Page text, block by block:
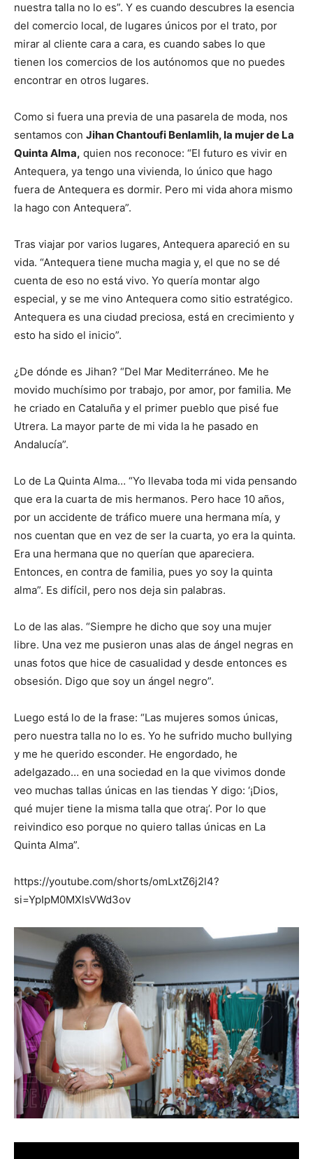
nuestra talla no lo es”. Y es cuando descubres la esencia
del comercio local, de lugares únicos por el trato, por
mirar al cliente cara a cara, es cuando sabes lo que
tienen los comercios de los autónomos que no puedes
encontrar en otros lugares.
Como si fuera una previa de una pasarela de moda, nos
sentamos con Jihan Chantoufi Benlamlih, la mujer de La
Quinta Alma, quien nos reconoce: “El futuro es vivir en
Antequera, ya tengo una vivienda, lo único que hago
fuera de Antequera es dormir. Pero mi vida ahora mismo
la hago con Antequera”.
Tras viajar por varios lugares, Antequera apareció en su
vida. “Antequera tiene mucha magia y, el que no se dé
cuenta de eso no está vivo. Yo quería montar algo
especial, y se me vino Antequera como sitio estratégico.
Antequera es una ciudad preciosa, está en crecimiento y
esto ha sido el inicio”.
¿De dónde es Jihan? “Del Mar Mediterráneo. Me he
movido muchísimo por trabajo, por amor, por familia. Me
he criado en Cataluña y el primer pueblo que pisé fue
Utrera. La mayor parte de mi vida la he pasado en
Andalucía”.
Lo de La Quinta Alma… “Yo llevaba toda mi vida pensando
que era la cuarta de mis hermanos. Pero hace 10 años,
por un accidente de tráfico muere una hermana mía, y
nos cuentan que en vez de ser la cuarta, yo era la quinta.
Era una hermana que no querían que apareciera.
Entonces, en contra de familia, pues yo soy la quinta
alma”. Es difícil, pero nos deja sin palabras.
Lo de las alas. “Siempre he dicho que soy una mujer
libre. Una vez me pusieron unas alas de ángel negras en
unas fotos que hice de casualidad y desde entonces es
obsesión. Digo que soy un ángel negro”.
Luego está lo de la frase: “Las mujeres somos únicas,
pero nuestra talla no lo es. Yo he sufrido mucho bullying
y me he querido esconder. He engordado, he
adelgazado… en una sociedad en la que vivimos donde
veo muchas tallas únicas en las tiendas Y digo: ‘¡Dios,
qué mujer tiene la misma talla que otra¡’. Por lo que
reivindico eso porque no quiero tallas únicas en La
Quinta Alma”.
https://youtube.com/shorts/omLxtZ6j2l4?
si=YpIpM0MXlsVWd3ov